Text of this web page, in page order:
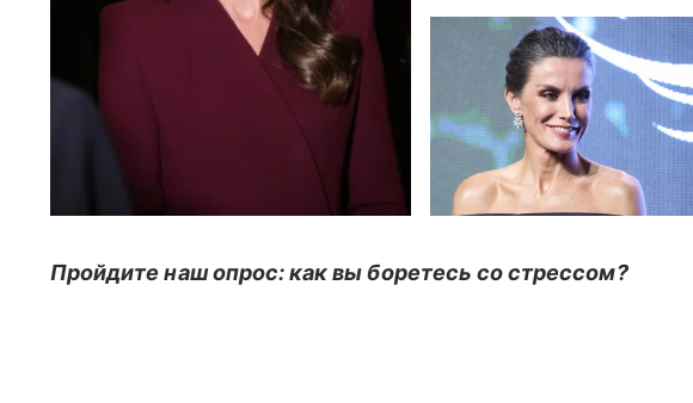
Пройдите наш опрос: как вы боретесь со стрессом?